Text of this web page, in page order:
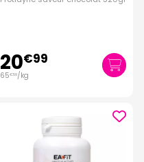
20€99
65€59/kg